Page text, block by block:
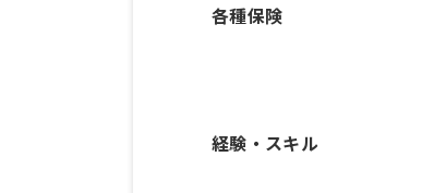
各種保険
経験・スキル